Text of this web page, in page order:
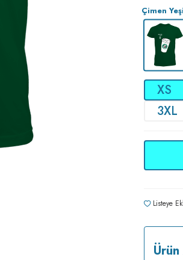
Çimen
XS
3XL
Listeye
Ürün